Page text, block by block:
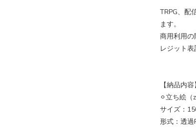
TRPG、配
ます。
商用利用
レジット表
【納品内
⚪︎立ち絵
サイズ：
形式：透過